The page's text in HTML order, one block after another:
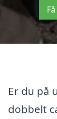
Er du på
dobbelt